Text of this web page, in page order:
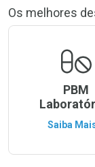
Os melhores
PBM
Saiba